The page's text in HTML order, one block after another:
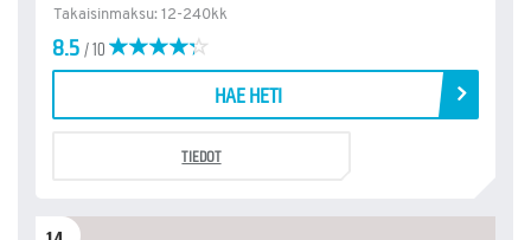
Takaisinmaksu: 12-240kk
8.5/ 10
HAE HETI
TIEDOT